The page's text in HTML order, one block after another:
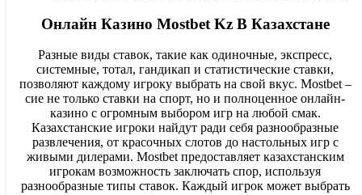
Онлайн Казино Mostbet Kz В Казахстане
Разные виды ставок, такие как одиночные, экспресс,
системные, тотал, гандикап и статистические ставки,
позволяют каждому игроку выбрать на свой вкус. Mostbet –
сие не только ставки на спорт, но и полноценное онлайн-
казино с огромным выбором игр на любой смак.
Казахстанские игроки найдут ради себя разнообразные
развлечения, от красочных слотов до настольных игр с
живыми дилерами. Mostbet предоставляет казахстанским
игрокам возможность заключать спор, используя
разнообразные типы ставок. Каждый игрок может выбрать